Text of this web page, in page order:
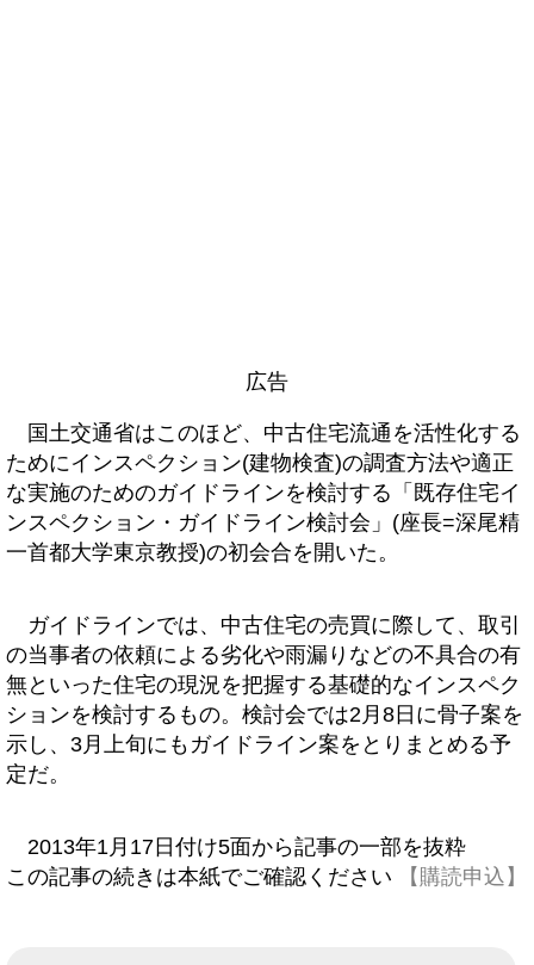
広告
国土交通省はこのほど、中古住宅流通を活性化する
ためにインスペクション(建物検査)の調査方法や適正
な実施のためのガイドラインを検討する「既存住宅イ
ンスペクション・ガイドライン検討会」(座長=深尾精
一首都大学東京教授)の初会合を開いた。
ガイドラインでは、中古住宅の売買に際して、取引
の当事者の依頼による劣化や雨漏りなどの不具合の有
無といった住宅の現況を把握する基礎的なインスペク
ションを検討するもの。検討会では2月8日に骨子案を
示し、3月上旬にもガイドライン案をとりまとめる予
定だ。
2013年1月17日付け5面から記事の一部を抜粋
この記事の続きは本紙でご確認ください
【購読申込】